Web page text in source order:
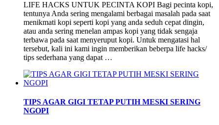
LIFE HACKS UNTUK PECINTA KOPI Bagi pecinta kopi,
tentunya Anda sering mengalami berbagai masalah pada saat
menikmati kopi seperti kopi yang anda seduh cepat dingin,
atau anda sering menelan ampas kopi yang tidak sengaja
terbawa pada saat menyeruput kopi. Untuk mengatasi hal
tersebut, kali ini kami ingin memberikan beberpa life hacks/
tips sederhana yang dapat …
TIPS AGAR GIGI TETAP PUTIH MESKI SERING
NGOPI